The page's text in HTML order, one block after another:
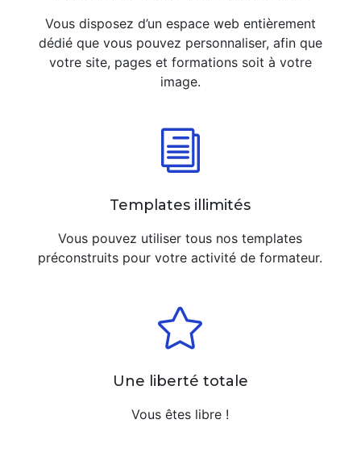
Vous disposez d’un espace web entièrement
dédié que vous pouvez personnaliser, afin que
votre site, pages et formations soit à votre
image.
i
Templates illimités
Vous pouvez utiliser tous nos templates
préconstruits pour votre activité de formateur.

Une liberté totale
Vous êtes libre !